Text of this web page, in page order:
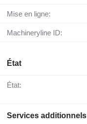
Mise en ligne:
Machineryline ID:
État
État:
Services additionnels